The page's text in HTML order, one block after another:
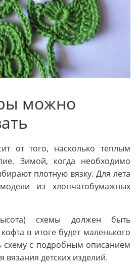
можно
от того, насколько теплым
Зимой, когда необходимо
плотную вязку. Для лета
из хлопчатобумажных
схемы должен быть
в итоге будет маленького
схему с подробным описанием
вязания детских изделий.